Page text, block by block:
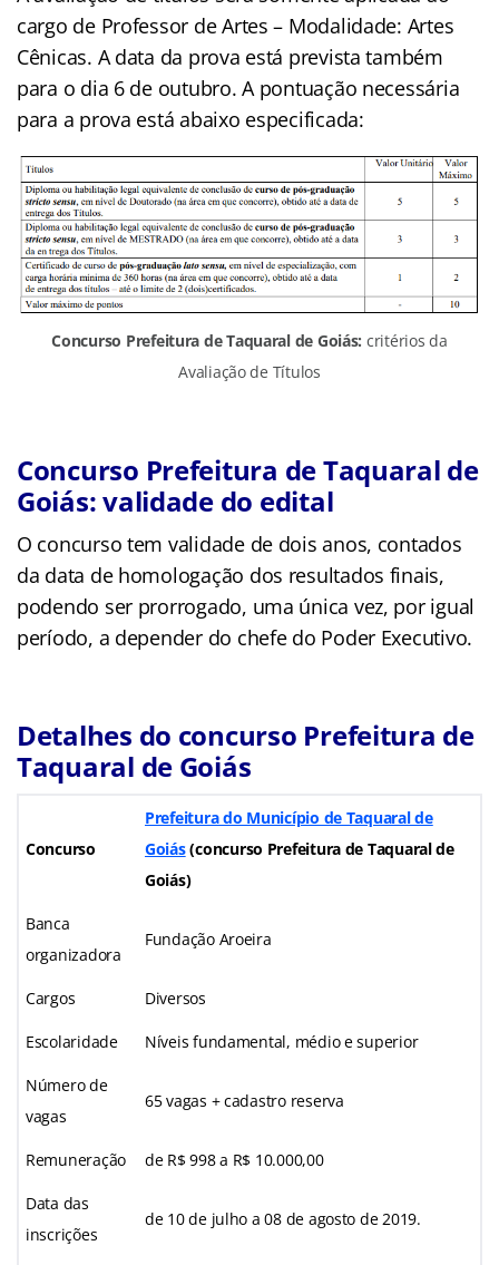
cargo de Professor de Artes – Modalidade: Artes
Cênicas. A data da prova está prevista também
para o dia 6 de outubro. A pontuação necessária
para a prova está abaixo especificada:
Concurso Prefeitura de Taquaral de Goiás: critérios da
Avaliação de Títulos
Concurso Prefeitura de Taquaral de
Goiás: validade do edital
O concurso tem validade de dois anos, contados
da data de homologação dos resultados finais,
podendo ser prorrogado, uma única vez, por igual
período, a depender do chefe do Poder Executivo.
Detalhes do concurso Prefeitura de
Taquaral de Goiás
Concurso
Prefeitura do Município de Taquaral de
Goiás(concurso Prefeitura de Taquaral de
Goiás)
Banca
organizadora
Fundação Aroeira
Cargos Diversos
Escolaridade Níveis fundamental, médio e superior
Número de
vagas
65 vagas + cadastro reserva
Remuneração de R$ 998 a R$ 10.000,00
Data das
inscrições
de 10 de julho a 08 de agosto de 2019.